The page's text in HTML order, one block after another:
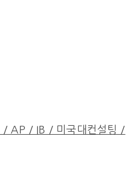
/ AP / IB / 미국대컨설팅 /